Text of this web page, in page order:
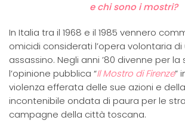
e chi sono i mostri?
In Italia tra il 1968 e il 1985 vennero
omicidi considerati l’opera volontaria di
assassino. Negli anni ’80 divenne per
l’opinione pubblica “Il Mostro di Firenze”
violenza efferata delle sue azioni e
incontenibile ondata di paura per le
campagne della città toscana.